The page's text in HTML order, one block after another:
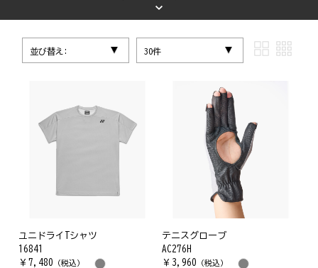
並び替え: 30件
ユニドライTシャツ
16841
￥ 7,480 （税込）
テニスグローブ
AC276H
￥ 3,960 （税込）